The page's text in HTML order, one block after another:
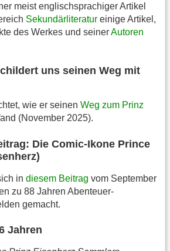
meist englischsprachiger Artikel
Sekundärliteratur einige Artikel,
des Werkes und seinerAutoren
uns seinen Weg mit
wie er seinen Weg zum Prinz
(November 2025).
Die Comic-Ikone Prince
in diesem Beitrag vom September
zu 88 Jahren Abenteuer-
gemacht.
Jahren